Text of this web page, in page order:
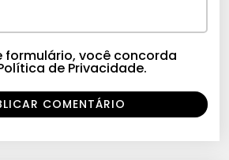
formulário, você concorda
de Privacidade.